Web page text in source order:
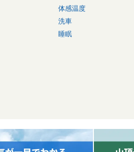
体感温度
洗車
睡眠